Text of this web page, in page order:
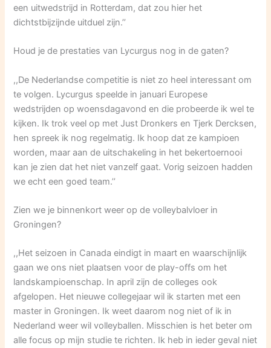
een uitwedstrijd in Rotterdam, dat zou hier het
dichtstbijzijnde uitduel zijn.’’
Houd je de prestaties van Lycurgus nog in de gaten?
,,De Nederlandse competitie is niet zo heel interessant om
te volgen. Lycurgus speelde in januari Europese
wedstrijden op woensdagavond en die probeerde ik wel te
kijken. Ik trok veel op met Just Dronkers en Tjerk Dercksen,
hen spreek ik nog regelmatig. Ik hoop dat ze kampioen
worden, maar aan de uitschakeling in het bekertoernooi
kan je zien dat het niet vanzelf gaat. Vorig seizoen hadden
we echt een goed team.’’
Zien we je binnenkort weer op de volleybalvloer in
Groningen?
,,Het seizoen in Canada eindigt in maart en waarschijnlijk
gaan we ons niet plaatsen voor de play-offs om het
landskampioenschap. In april zijn de colleges ook
afgelopen. Het nieuwe collegejaar wil ik starten met een
master in Groningen. Ik weet daarom nog niet of ik in
Nederland weer wil volleyballen. Misschien is het beter om
alle focus op mijn studie te richten. Ik heb in ieder geval niet